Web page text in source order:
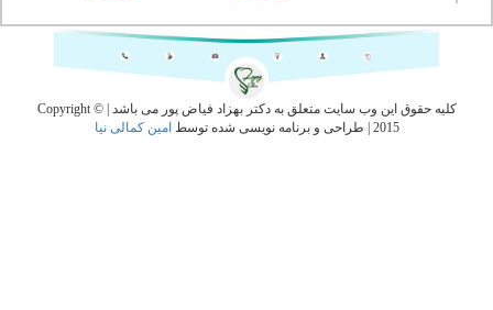
کلیه حقوق این وب سایت متعلق به دکتر بهزاد فیاض پور می باشد | Copyright ©
2015 | طراحی و برنامه نویسی شده توسط
امین کمالی نیا